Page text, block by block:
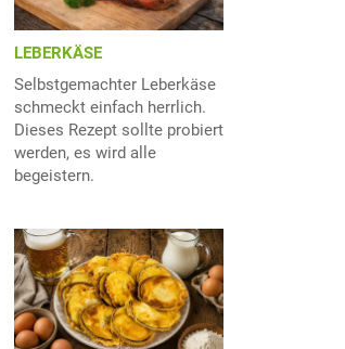
LEBERKÄSE
Selbstgemachter Leberkäse
schmeckt einfach herrlich.
Dieses Rezept sollte probiert
werden, es wird alle
begeistern.